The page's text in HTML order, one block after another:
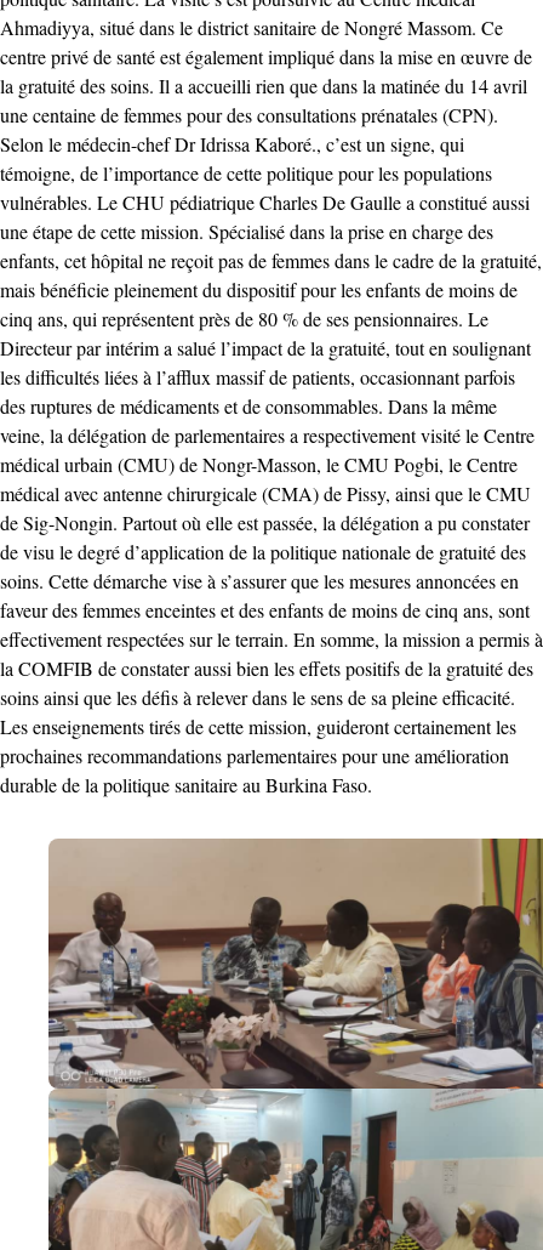
Ahmadiyya, situé dans le district sanitaire de Nongré Massom. Ce
centre privé de santé est également impliqué dans la mise en œuvre de
la gratuité des soins. Il a accueilli rien que dans la matinée du 14 avril
une centaine de femmes pour des consultations prénatales (CPN).
Selon le médecin-chef Dr Idrissa Kaboré., c’est un signe, qui
témoigne, de l’importance de cette politique pour les populations
vulnérables. Le CHU pédiatrique Charles De Gaulle a constitué aussi
une étape de cette mission. Spécialisé dans la prise en charge des
enfants, cet hôpital ne reçoit pas de femmes dans le cadre de la gratuité,
mais bénéficie pleinement du dispositif pour les enfants de moins de
cinq ans, qui représentent près de 80 % de ses pensionnaires. Le
Directeur par intérim a salué l’impact de la gratuité, tout en soulignant
les difficultés liées à l’afflux massif de patients, occasionnant parfois
des ruptures de médicaments et de consommables. Dans la même
veine, la délégation de parlementaires a respectivement visité le Centre
médical urbain (CMU) de Nongr-Masson, le CMU Pogbi, le Centre
médical avec antenne chirurgicale (CMA) de Pissy, ainsi que le CMU
de Sig-Nongin. Partout où elle est passée, la délégation a pu constater
de visu le degré d’application de la politique nationale de gratuité des
soins. Cette démarche vise à s’assurer que les mesures annoncées en
faveur des femmes enceintes et des enfants de moins de cinq ans, sont
effectivement respectées sur le terrain. En somme, la mission a permis à
la COMFIB de constater aussi bien les effets positifs de la gratuité des
soins ainsi que les défis à relever dans le sens de sa pleine efficacité.
Les enseignements tirés de cette mission, guideront certainement les
prochaines recommandations parlementaires pour une amélioration
durable de la politique sanitaire au Burkina Faso.